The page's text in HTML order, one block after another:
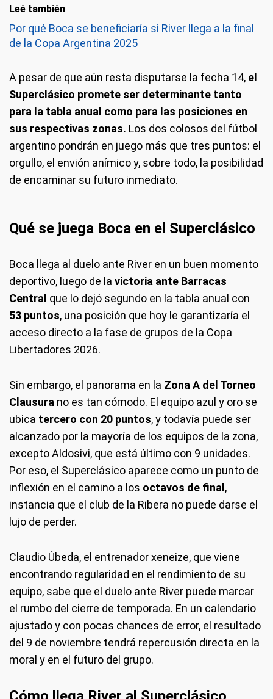
Leé también
Por qué Boca se beneficiaría si River llega a la final
de la Copa Argentina 2025
A pesar de que aún resta disputarse la fecha 14, el
Superclásico promete ser determinante tanto
para la tabla anual como para las posiciones en
sus respectivas zonas. Los dos colosos del fútbol
argentino pondrán en juego más que tres puntos: el
orgullo, el envión anímico y, sobre todo, la posibilidad
de encaminar su futuro inmediato.
Qué se juega Boca en el Superclásico
Boca llega al duelo ante River en un buen momento
deportivo, luego de la victoria ante Barracas
Central que lo dejó segundo en la tabla anual con
53 puntos, una posición que hoy le garantizaría el
acceso directo a la fase de grupos de la Copa
Libertadores 2026.
Sin embargo, el panorama en la Zona A del Torneo
Clausura no es tan cómodo. El equipo azul y oro se
ubica tercero con 20 puntos, y todavía puede ser
alcanzado por la mayoría de los equipos de la zona,
excepto Aldosivi, que está último con 9 unidades.
Por eso, el Superclásico aparece como un punto de
inflexión en el camino a los octavos de final,
instancia que el club de la Ribera no puede darse el
lujo de perder.
Claudio Úbeda, el entrenador xeneize, que viene
encontrando regularidad en el rendimiento de su
equipo, sabe que el duelo ante River puede marcar
el rumbo del cierre de temporada. En un calendario
ajustado y con pocas chances de error, el resultado
del 9 de noviembre tendrá repercusión directa en la
moral y en el futuro del grupo.